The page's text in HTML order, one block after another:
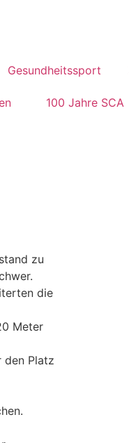
Gesundheitssport
100 Jahre SCA
zu
die
Meter
den Platz